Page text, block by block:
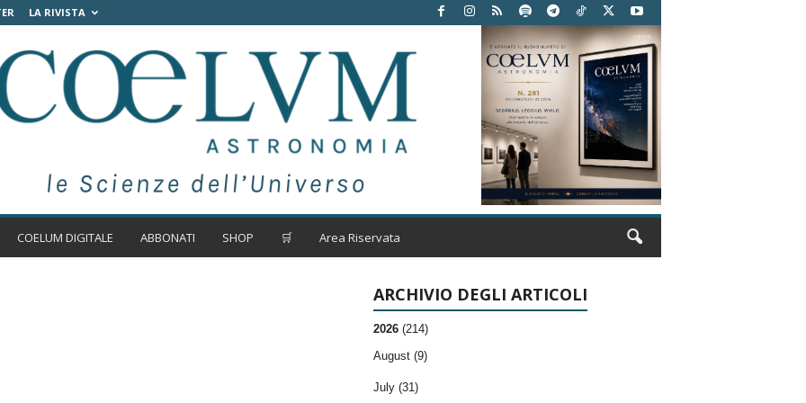
LA RIVISTA
COELUM DIGITALE ABBONATI SHOP 🛒 Area Riservata
ARCHIVIO DEGLI ARTICOLI
2026 (214)
August (9)
July (31)